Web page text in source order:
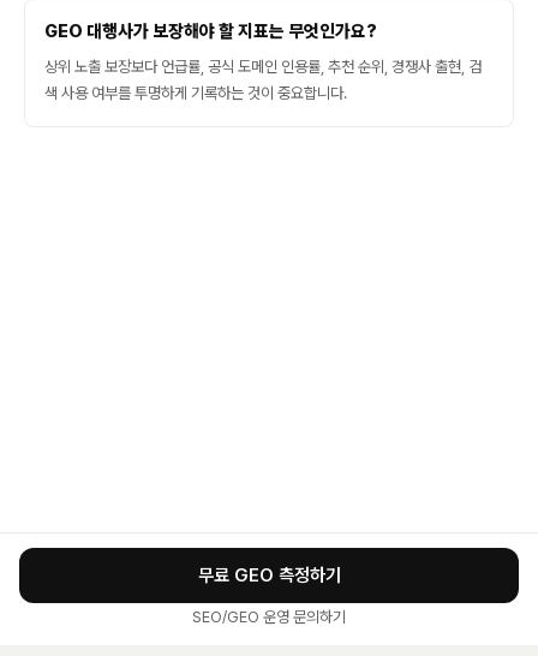
GEO 대행사가 보장해야 할 지표는 무엇인가요?
상위 노출 보장보다 언급률, 공식 도메인 인용률, 추천 순위, 경쟁사 출현, 검
색 사용 여부를 투명하게 기록하는 것이 중요합니다.
무료 GEO 측정하기
SEO/GEO 운영 문의하기